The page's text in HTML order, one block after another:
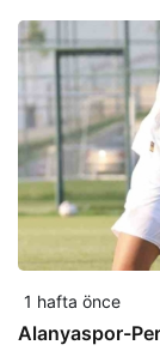
1 hafta önce
Alanyaspor-